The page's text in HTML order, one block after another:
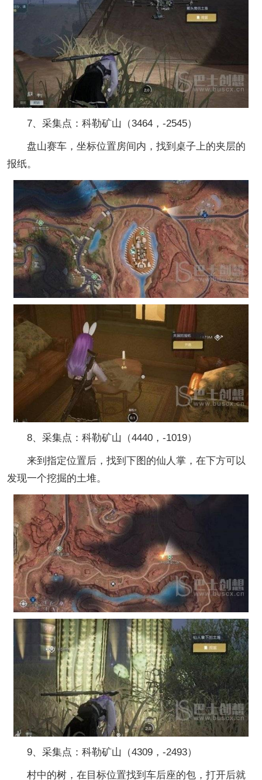
7、采集点：科勒矿山（3464，-2545）
盘山赛车，坐标位置房间内，找到桌子上的夹层的
报纸。
8、采集点：科勒矿山（4440，-1019）
来到指定位置后，找到下图的仙人掌，在下方可以
发现一个挖掘的土堆。
9、采集点：科勒矿山（4309，-2493）
村中的树，在目标位置找到车后座的包，打开后就